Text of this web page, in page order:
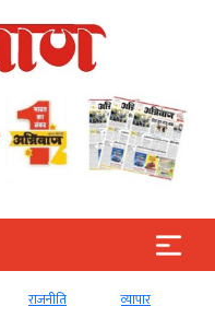
राजनीति व्‍यापार